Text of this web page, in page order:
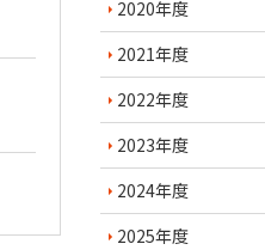
2020年度
2021年度
2022年度
2023年度
2024年度
2025年度